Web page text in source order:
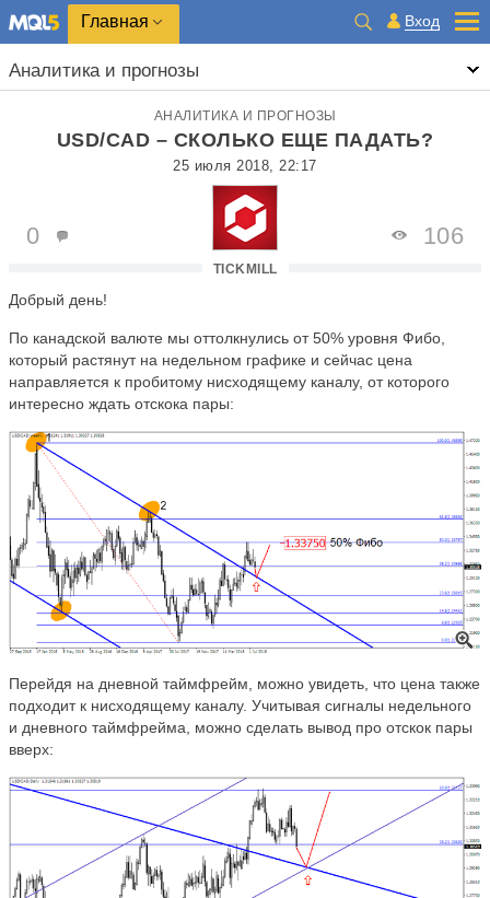
Главная Вход
Аналитика и прогнозы
АНАЛИТИКА И ПРОГНОЗЫ
USD/CAD – СКОЛЬКО ЕЩЕ ПАДАТЬ?
25 июля 2018, 22:17
TICKMILL
0 106
Добрый день!
По канадской валюте мы оттолкнулись от 50% уровня Фибо,
который растянут на недельном графике и сейчас цена
направляется к пробитому нисходящему каналу, от которого
интересно ждать отскока пары:
Перейдя на дневной таймфрейм, можно увидеть, что цена также
подходит к нисходящему каналу. Учитывая сигналы недельного
и дневного таймфрейма, можно сделать вывод про отскок пары
вверх: